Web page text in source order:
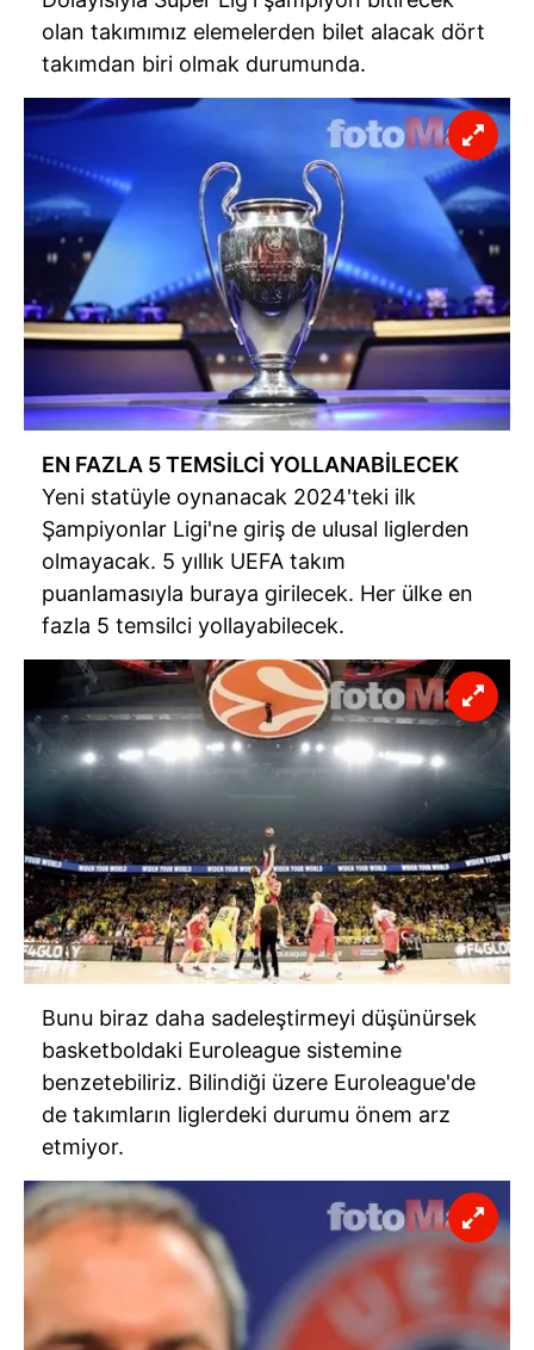
olan takımımız elemelerden bilet alacak dört
takımdan biri olmak durumunda.
EN FAZLA 5 TEMSİLCİ YOLLANABİLECEK
Yeni statüyle oynanacak 2024'teki ilk
Şampiyonlar Ligi'ne giriş de ulusal liglerden
olmayacak. 5 yıllık UEFA takım
puanlamasıyla buraya girilecek. Her ülke en
fazla 5 temsilci yollayabilecek.
Bunu biraz daha sadeleştirmeyi düşünürsek
basketboldaki Euroleague sistemine
benzetebiliriz. Bilindiği üzere Euroleague'de
de takımların liglerdeki durumu önem arz
etmiyor.